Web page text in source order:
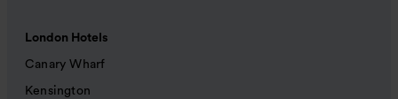
London Hotels
Canary Wharf
Kensington